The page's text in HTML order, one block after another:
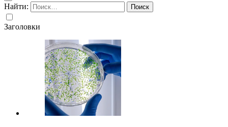
Найти:
Заголовки